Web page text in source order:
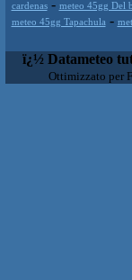
cardenas- meteo 45gg Del
meteo 45gg Tapachula -
ï¿½ Datameteo
Ottimizzato per